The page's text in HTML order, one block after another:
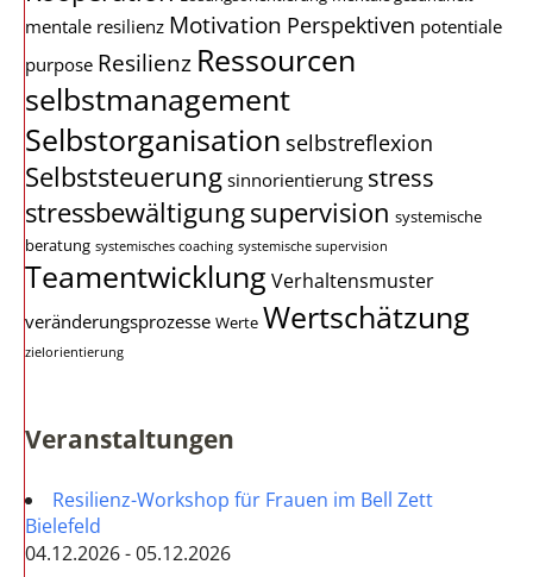
mentale resilienz Motivation Perspektiven potentiale
purpose Resilienz Ressourcen
selbstmanagement
Selbstorganisation selbstreflexion
Selbststeuerung sinnorientierung stress
stressbewältigungsupervision systemische
beratung systemisches coaching systemische supervision
Teamentwicklung Verhaltensmuster
veränderungsprozesse Werte Wertschätzung
zielorientierung
Veranstaltungen
Resilienz-Workshop für Frauen im Bell Zett
Bielefeld
04.12.2026 - 05.12.2026